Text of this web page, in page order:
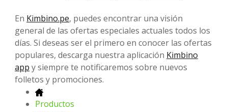
En Kimbino.pe, puedes encontrar una visión
general de las ofertas especiales actuales todos los
días. Si deseas ser el primero en conocer las ofertas
populares, descarga nuestra aplicación Kimbino
app y siempre te notificaremos sobre nuevos
folletos y promociones.
Productos